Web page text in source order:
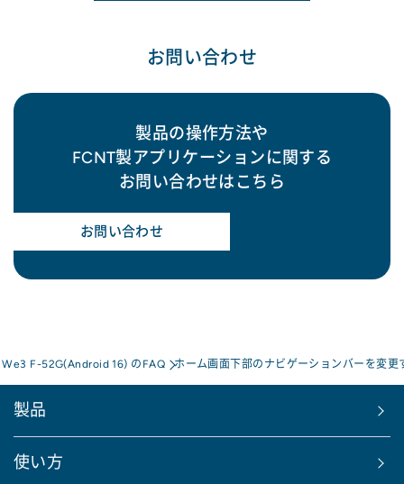
お問い合わせ
製品の操作方法や
FCNT製アプリケーションに関する
お問い合わせはこちら
お問い合わせ
F-52G(Android 16) のFAQ ホーム画面下部のナビゲーションバーを変更
製品
使い方